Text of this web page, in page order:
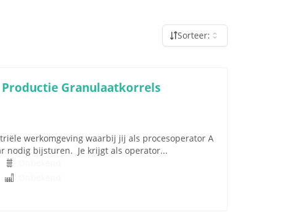
Sorteer:
Granulaatkorrels
werkomgeving waarbij jij als procesoperator A
nodig bijsturen. Je krijgt als operator...